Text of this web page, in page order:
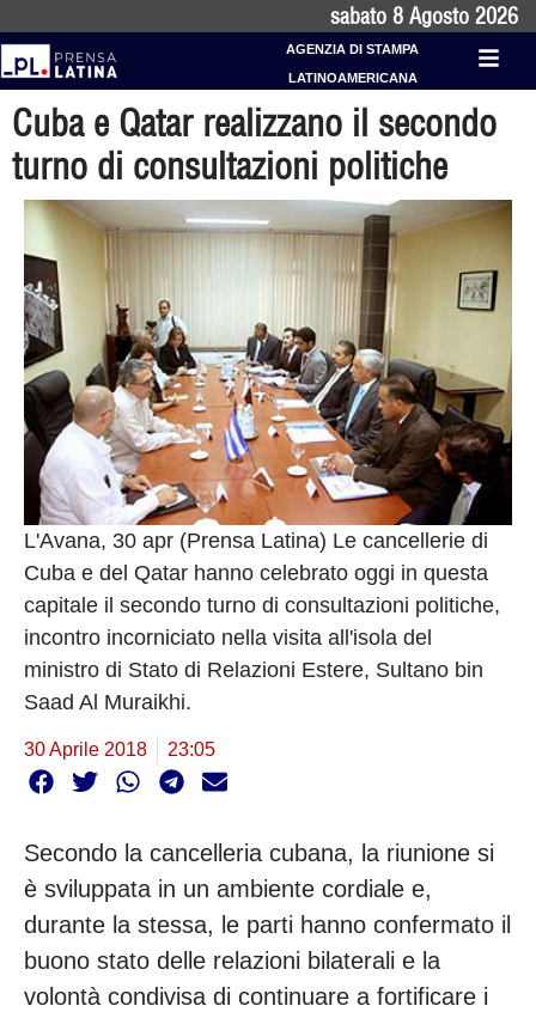
sabato 8 Agosto 2026
AGENZIA DI STAMPA
LATINOAMERICANA
Cuba e Qatar realizzano il secondo
turno di consultazioni politiche
L'Avana, 30 apr (Prensa Latina) Le cancellerie di
Cuba e del Qatar hanno celebrato oggi in questa
capitale il secondo turno di consultazioni politiche,
incontro incorniciato nella visita all'isola del
ministro di Stato di Relazioni Estere, Sultano bin
Saad Al Muraikhi.
30 Aprile 2018 23:05
Secondo la cancelleria cubana, la riunione si
è sviluppata in un ambiente cordiale e,
durante la stessa, le parti hanno confermato il
buono stato delle relazioni bilaterali e la
volontà condivisa di continuare a fortificare i